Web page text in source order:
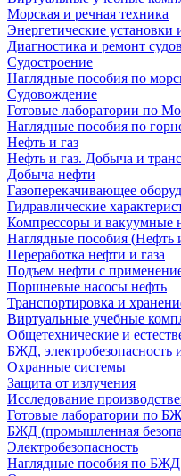
Морская и речная техника
Энергетические установки
Диагностика и ремонт
Судостроение
Наглядные пособия по
Судовождение
Готовые лаборатории по
Наглядные пособия по
Нефть и газ
Нефть и газ. Добыча и
Добыча нефти
Газоперекачивающее
Гидравлические
Компрессоры и вакуумные
Наглядные пособия (Нефть
Переработка нефти и газа
Подъем нефти с
Поршневые насосы нефть
Транспортировка и
Виртуальные учебные
Общетехнические и
БЖД, электробезопасность
Охранные системы
Защита от излучения
Исследование
Готовые лаборатории по
БЖД (промышленная
Электробезопасность
Наглядные пособия по БЖД